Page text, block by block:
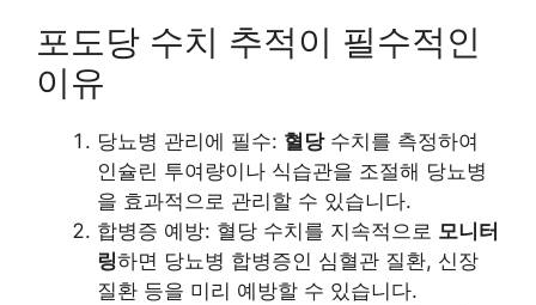
포도당 수치 추적이 필수적인
이유
당뇨병 관리에 필수: 혈당수치를 측정하여
인슐린 투여량이나 식습관을 조절해 당뇨병
을 효과적으로 관리할 수 있습니다.
합병증 예방: 혈당 수치를 지속적으로 모니터
링하면 당뇨병 합병증인 심혈관 질환, 신장
질환 등을 미리 예방할 수 있습니다.